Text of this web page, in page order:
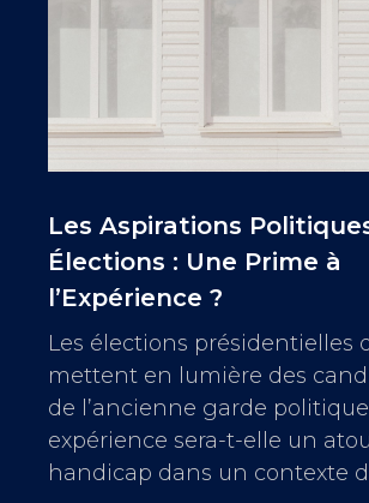
Les Aspirations
Élections : Une Prime à
l’Expérience ?
Les élections présidentielles
mettent en lumière des
de l’ancienne garde
expérience sera-t-elle un
handicap dans un contexte